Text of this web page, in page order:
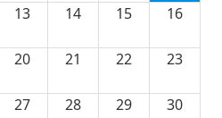
13 14 15 16
20 21 22 23
27 28 29 30